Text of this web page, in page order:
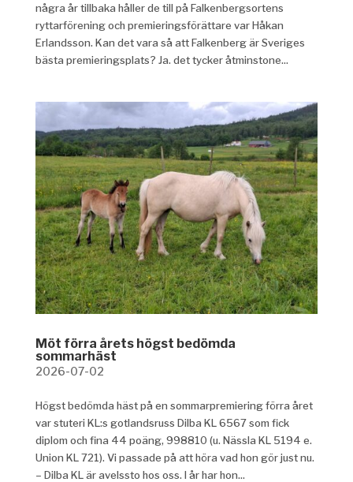
några år tillbaka håller de till på Falkenbergsortens
ryttarförening och premieringsförättare var Håkan
Erlandsson. Kan det vara så att Falkenberg är Sveriges
bästa premieringsplats? Ja. det tycker åtminstone...
Möt förra årets högst bedömda
sommarhäst
2026-07-02
Högst bedömda häst på en sommarpremiering förra året
var stuteri KL:s gotlandsruss Dilba KL 6567 som fick
diplom och fina 44 poäng, 998810 (u. Nässla KL 5194 e.
Union KL 721). Vi passade på att höra vad hon gör just nu.
– Dilba KL är avelssto hos oss. I år har hon...